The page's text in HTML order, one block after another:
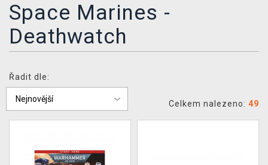
PRODEJNY
DOPRAVA
XZONE KLUB
TCG & BOARDGAME HUB
Space Marines -
Deathwatch
Řadit dle:
Celkem nalezeno: 49